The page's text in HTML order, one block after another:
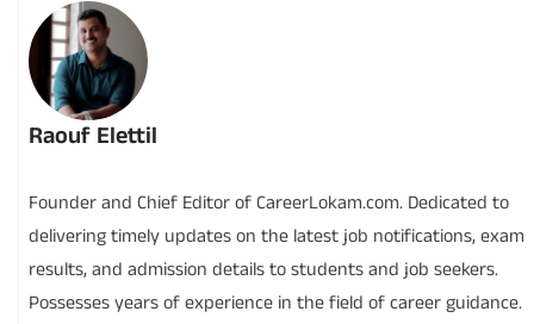
Raouf Elettil
Founder and Chief Editor of CareerLokam.com. Dedicated to
delivering timely updates on the latest job notifications, exam
results, and admission details to students and job seekers.
Possesses years of experience in the field of career guidance.